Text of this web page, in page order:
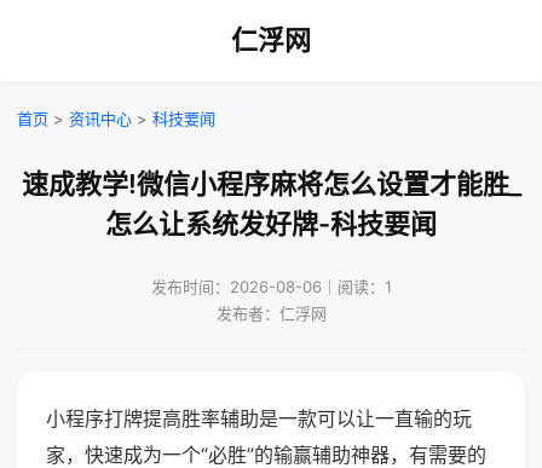
仁浮网
首页 > 资讯中心 > 科技要闻
速成教学!微信小程序麻将怎么设置才能胜_
怎么让系统发好牌-科技要闻
发布时间：2026-08-06｜阅读：1
发布者：仁浮网
小程序打牌提高胜率辅助是一款可以让一直输的玩
家，快速成为一个“必胜”的输赢辅助神器，有需要的